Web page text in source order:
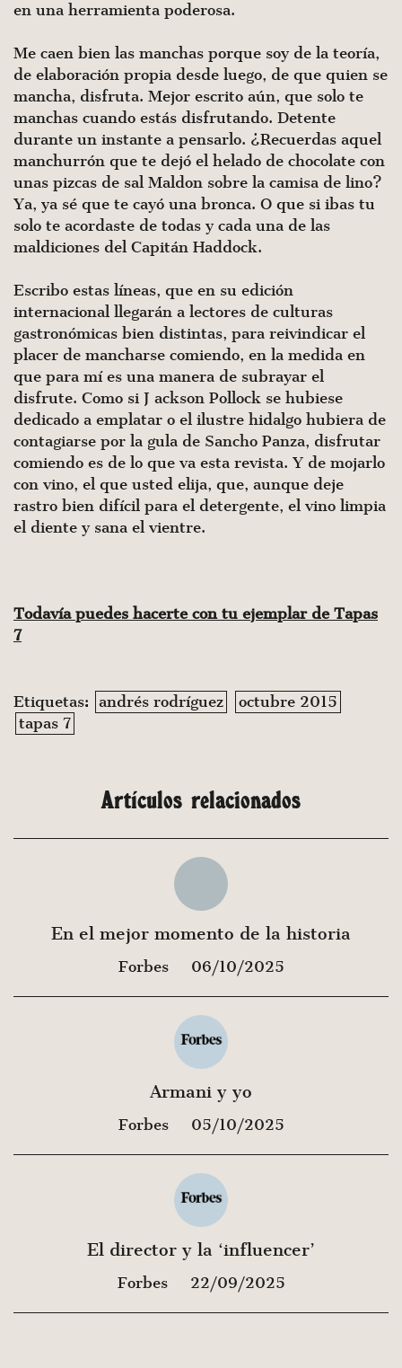
en una herramienta poderosa.
Me caen bien las manchas porque soy de la teoría,
de elaboración propia desde luego, de que quien se
mancha, disfruta. Mejor escrito aún, que solo te
manchas cuando estás disfrutando. Detente
durante un instante a pensar­lo. ¿Recuerdas aquel
manchurrón que te dejó el helado de chocolate con
unas pizcas de sal Maldon sobre la camisa de lino?
Ya, ya sé que te cayó una bron­ca. O que si ibas tu
solo te acordaste de todas y cada una de las
maldiciones del Capitán Haddock.
Escribo estas líneas, que en su edición
internacional llegarán a lec­tores de culturas
gastronómicas bien distintas, para reivindicar el
placer de mancharse comiendo, en la medida en
que para mí es una manera de subrayar el
disfrute. Como si J ackson Pollock se hubiese
dedicado a emplatar o el ilustre hidalgo hubiera de
contagiarse por la gula de Sancho Panza, disfrutar
comiendo es de lo que va esta revista. Y de mojarlo
con vino, el que usted elija, que, aunque deje
rastro bien difí­cil para el detergente, el vino limpia
el diente y sana el vientre.
Todavía puedes hacerte con tu ejemplar de Tapas
7
Etiquetas: andrés rodríguez
octubre 2015
tapas 7
Artículos relacionados
En el mejor momento de la historia
Forbes 06/10/2025
Armani y yo
Forbes 05/10/2025
El director y la ‘influencer’
Forbes 22/09/2025